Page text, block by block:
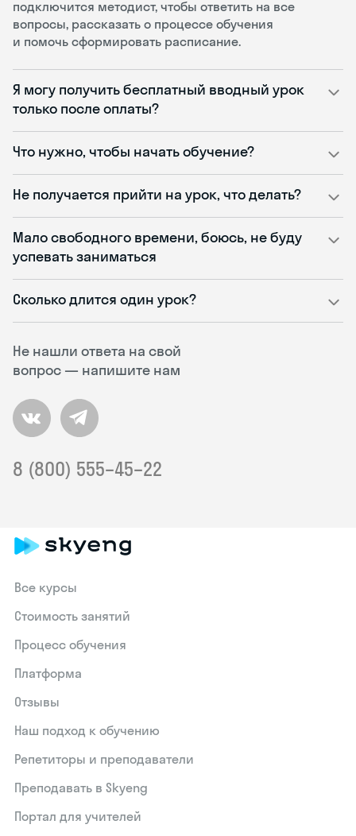
Не нашли ответа на свой
вопрос — напишите нам
8 (800) 555–45–22
подключится методист, чтобы ответить на все
вопросы, рассказать о процессе обучения
и помочь сформировать расписание.
Я могу получить бесплатный вводный урок
только после оплаты?
Что нужно, чтобы начать обучение?
Не получается прийти на урок, что делать?
Мало свободного времени, боюсь, не буду
успевать заниматься
Сколько длится один урок?
Все курсы
Стоимость занятий
Процесс обучения
Платформа
Отзывы
Наш подход к обучению
Репетиторы и преподаватели
Преподавать в Skyeng
Портал для учителей